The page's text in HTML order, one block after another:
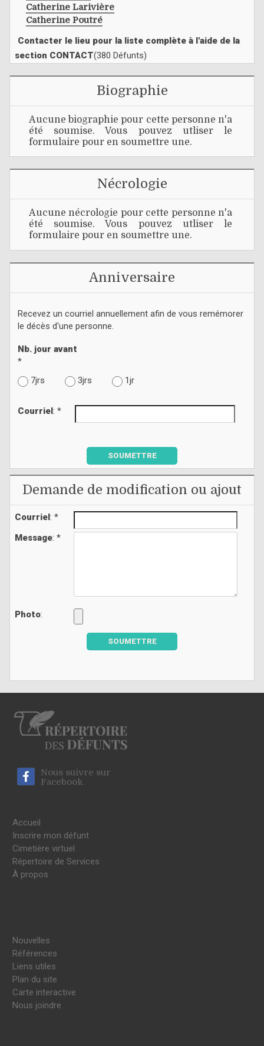
Catherine Larivière
Catherine Poutré
Contacter le lieu pour la liste complète à l'aide de la
section CONTACT(380 Défunts)
Biographie
Aucune biographie pour cette personne n'a
été soumise. Vous pouvez utliser le
formulaire pour en soumettre une.
Nécrologie
Aucune nécrologie pour cette personne n'a
été soumise. Vous pouvez utliser le
formulaire pour en soumettre une.
Anniversaire
Recevez un courriel annuellement afin de vous remémorer
le décès d'une personne.
Nb. jour avant
*
7jrs
3jrs 1jr
Courriel : *
SOUMETTRE
Demande de modification ou ajout
Courriel: *
Message: *
Photo:
SOUMETTRE
Nous suivre sur
Facebook
Accueil
Inscrire mon défunt
Cimetière virtuel
Répertoire de Services
À propos
Nouvelles
Références
Liens utiles
Plan du site
Carte interactive
Nous joindre